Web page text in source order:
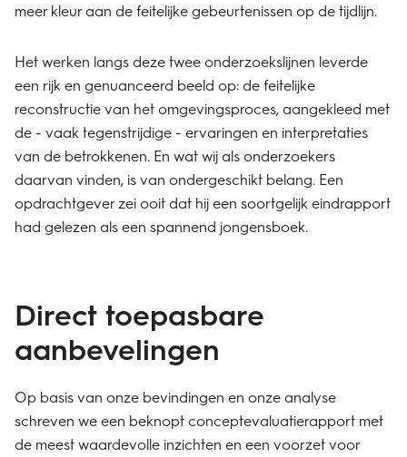
meer kleur aan de feitelijke gebeurtenissen op de tijdlijn.
Het werken langs deze twee onderzoekslijnen leverde
een rijk en genuanceerd beeld op: de feitelijke
reconstructie van het omgevingsproces, aangekleed met
de - vaak tegenstrijdige - ervaringen en interpretaties
van de betrokkenen. En wat wij als onderzoekers
daarvan vinden, is van ondergeschikt belang. Een
opdrachtgever zei ooit dat hij een soortgelijk eindrapport
had gelezen als een spannend jongensboek.
Direct toepasbare
aanbevelingen
Op basis van onze bevindingen en onze analyse
schreven we een beknopt conceptevaluatierapport met
de meest waardevolle inzichten en een voorzet voor